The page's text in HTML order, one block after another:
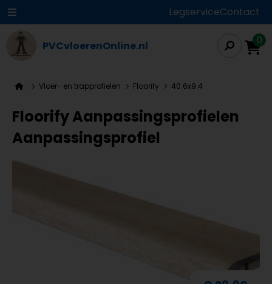
LegserviceContact
PVCvloerenOnline.nl 0
Vloer- en trapprofielen Floorify 40.6x9.4
Floorify Aanpassingsprofielen
Aanpassingsprofiel